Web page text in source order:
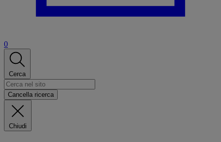
0
Cerca
Cancella ricerca
Chiudi